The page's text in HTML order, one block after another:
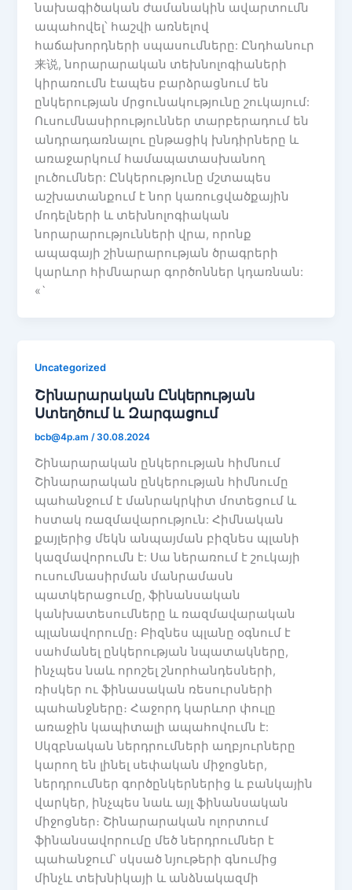
նախագիծական ժամանակին ավարտումն
ապահովել՝ հաշվի առնելով
հաճախորդների սպասումները: Ընդհանուր
来说, նորարարական տեխնոլոգիաների
կիրառումն էապես բարձրացնում են
ընկերության մրցունակությունը շուկայում:
Ուսումնասիրություններ տարբերադում են
անդրադառնալու ընթացիկ խնդիրները և
առաջարկում համապատասխանող
լուծումներ: Ընկերությունը մշտապես
աշխատանքում է նոր կառուցվածքային
մոդելների և տեխնոլոգիական
նորարարությունների վրա, որոնք
ապագայի շինարարության ծրագրերի
կարևոր հիմնարար գործոններ կդառնան:
«`
Uncategorized
Շինարարական Ընկերության
Ստեղծում և Զարգացում
bcb@4p.am /30.08.2024
Շինարարական ընկերության հիմնում
Շինարարական ընկերության հիմնումը
պահանջում է մանրակրկիտ մոտեցում և
հստակ ռազմավարություն: Հիմնական
քայլերից մեկն անպայման բիզնես պլանի
կազմավորումն է: Սա ներառում է շուկայի
ուսումնասիրման մանրամասն
պատկերացումը, ֆինանսական
կանխատեսումները և ռազմավարական
պլանավորումը։ Բիզնես պլանը օգնում է
սահմանել ընկերության նպատակները,
ինչպես նաև որոշել շնորհանդեսների,
ռիսկեր ու ֆինասական ռեսուրսների
պահանջները։ Հաջորդ կարևոր փուլը
առաջին կապիտալի ապահովումն է:
Սկզբնական ներդրումների աղբյուրները
կարող են լինել սեփական միջոցներ,
ներդրումներ գործընկերներից և բանկային
վարկեր, ինչպես նաև այլ ֆինանսական
միջոցներ։ Շինարարական ոլորտում
ֆինանսավորումը մեծ ներդրումներ է
պահանջում՝ սկսած նյութերի գնումից
մինչև տեխնիկայի և անձնակազմի